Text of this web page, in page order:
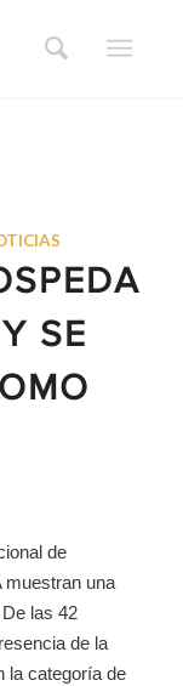
SE
de
muestran una
las 42
de la
la categoría de